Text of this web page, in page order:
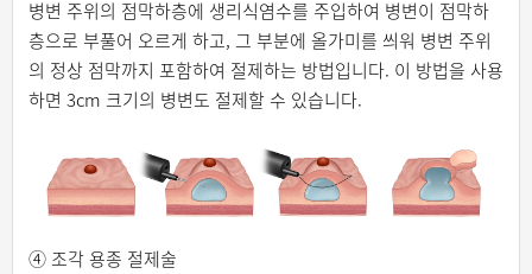
병변 주위의 점막하층에 생리식염수를 주입하여 병변이 점막하
층으로 부풀어 오르게 하고, 그 부분에 올가미를 씌워 병변 주위
의 정상 점막까지 포함하여 절제하는 방법입니다. 이 방법을 사용
하면 3cm 크기의 병변도 절제할 수 있습니다.
④ 조각 용종 절제술